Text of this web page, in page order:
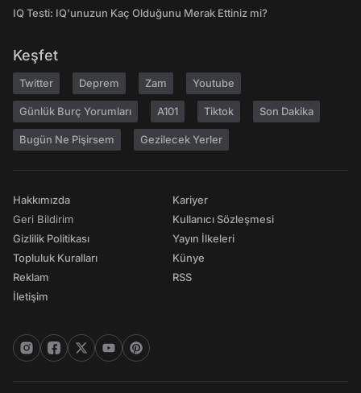
IQ Testi: IQ'unuzun Kaç Olduğunu Merak Ettiniz mi?
Keşfet
Twitter Deprem Zam Youtube
Günlük Burç Yorumları A101 Tiktok Son Dakika
Bugün Ne Pişirsem Gezilecek Yerler
Hakkımızda
Geri Bildirim
Gizlilik Politikası
Topluluk Kuralları
Reklam
İletişim
Kariyer
Kullanıcı Sözleşmesi
Yayın İlkeleri
Künye
RSS